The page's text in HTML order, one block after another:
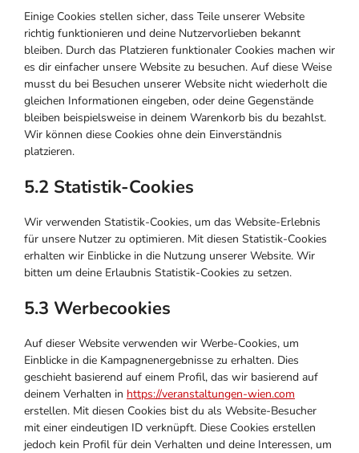
Einige Cookies stellen sicher, dass Teile unserer Website
richtig funktionieren und deine Nutzervorlieben bekannt
bleiben. Durch das Platzieren funktionaler Cookies machen wir
es dir einfacher unsere Website zu besuchen. Auf diese Weise
musst du bei Besuchen unserer Website nicht wiederholt die
gleichen Informationen eingeben, oder deine Gegenstände
bleiben beispielsweise in deinem Warenkorb bis du bezahlst.
Wir können diese Cookies ohne dein Einverständnis
platzieren.
5.2 Statistik-Cookies
Wir verwenden Statistik-Cookies, um das Website-Erlebnis
für unsere Nutzer zu optimieren. Mit diesen Statistik-Cookies
erhalten wir Einblicke in die Nutzung unserer Website. Wir
bitten um deine Erlaubnis Statistik-Cookies zu setzen.
5.3 Werbecookies
Auf dieser Website verwenden wir Werbe-Cookies, um
Einblicke in die Kampagnenergebnisse zu erhalten. Dies
geschieht basierend auf einem Profil, das wir basierend auf
deinem Verhalten in https://veranstaltungen-wien.com
erstellen. Mit diesen Cookies bist du als Website-Besucher
mit einer eindeutigen ID verknüpft. Diese Cookies erstellen
jedoch kein Profil für dein Verhalten und deine Interessen, um